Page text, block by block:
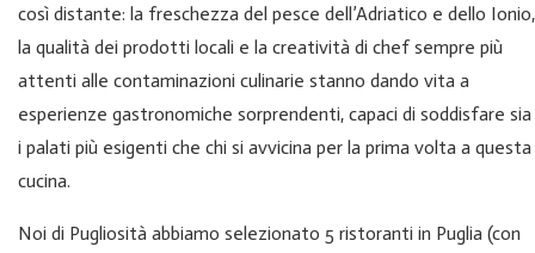
così distante: la freschezza del pesce dell’Adriatico e dello Ionio,
la qualità dei prodotti locali e la creatività di chef sempre più
attenti alle contaminazioni culinarie stanno dando vita a
esperienze gastronomiche sorprendenti, capaci di soddisfare sia
i palati più esigenti che chi si avvicina per la prima volta a questa
cucina.
Noi di Pugliosità abbiamo selezionato 5 ristoranti in Puglia (con